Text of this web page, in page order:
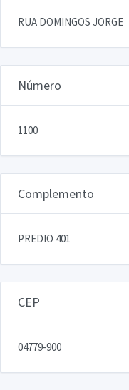
RUA DOMINGOS JORGE
Número
1100
Complemento
PREDIO 401
CEP
04779-900